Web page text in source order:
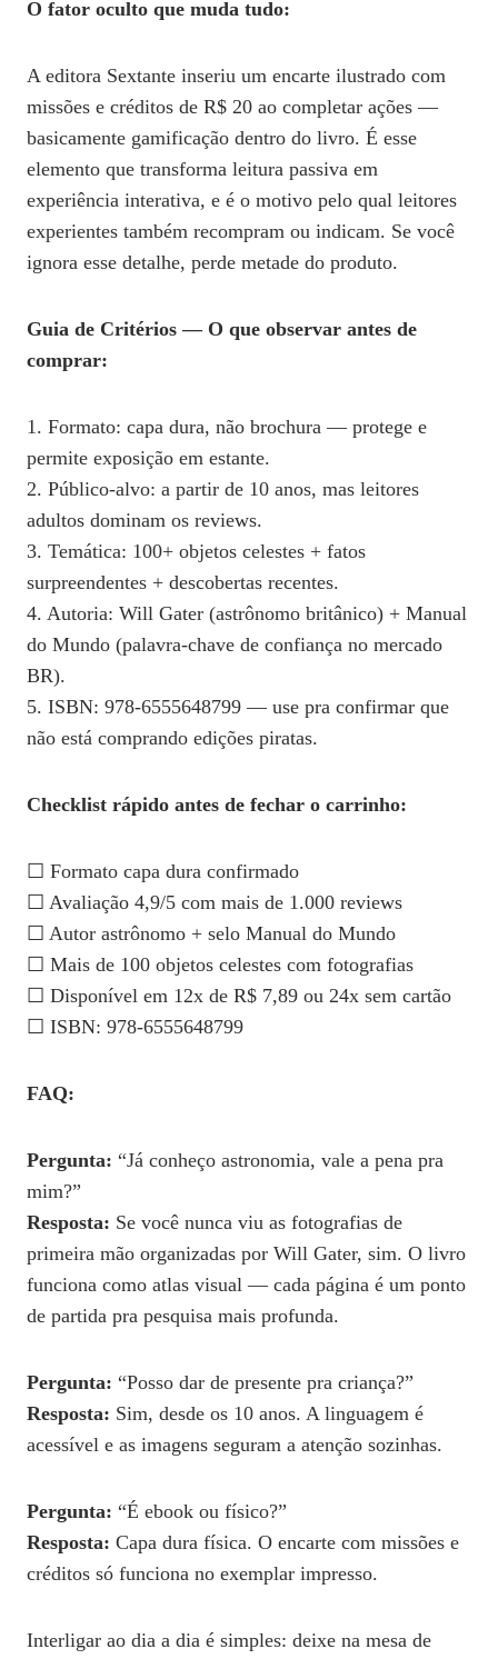
O fator oculto que muda tudo:
A editora Sextante inseriu um encarte ilustrado com
missões e créditos de R$ 20 ao completar ações —
basicamente gamificação dentro do livro. É esse
elemento que transforma leitura passiva em
experiência interativa, e é o motivo pelo qual leitores
experientes também recompram ou indicam. Se você
ignora esse detalhe, perde metade do produto.
Guia de Critérios — O que observar antes de
comprar:
1. Formato: capa dura, não brochura — protege e
permite exposição em estante.
2. Público-alvo: a partir de 10 anos, mas leitores
adultos dominam os reviews.
3. Temática: 100+ objetos celestes + fatos
surpreendentes + descobertas recentes.
4. Autoria: Will Gater (astrônomo britânico) + Manual
do Mundo (palavra-chave de confiança no mercado
BR).
5. ISBN: 978-6555648799 — use pra confirmar que
não está comprando edições piratas.
Checklist rápido antes de fechar o carrinho:
☐ Formato capa dura confirmado
☐ Avaliação 4,9/5 com mais de 1.000 reviews
☐ Autor astrônomo + selo Manual do Mundo
☐ Mais de 100 objetos celestes com fotografias
☐ Disponível em 12x de R$ 7,89 ou 24x sem cartão
☐ ISBN: 978-6555648799
FAQ:
Pergunta: “Já conheço astronomia, vale a pena pra
mim?”
Resposta: Se você nunca viu as fotografias de
primeira mão organizadas por Will Gater, sim. O livro
funciona como atlas visual — cada página é um ponto
de partida pra pesquisa mais profunda.
Pergunta: “Posso dar de presente pra criança?”
Resposta: Sim, desde os 10 anos. A linguagem é
acessível e as imagens seguram a atenção sozinhas.
Pergunta: “É ebook ou físico?”
Resposta: Capa dura física. O encarte com missões e
créditos só funciona no exemplar impresso.
Interligar ao dia a dia é simples: deixe na mesa de